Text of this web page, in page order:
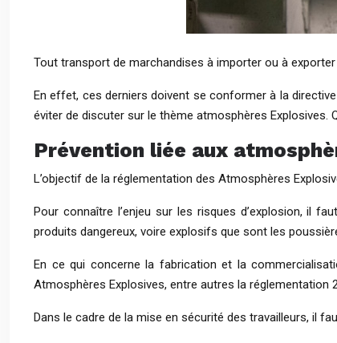
Tout transport de marchandises à importer ou à
En effet, ces derniers doivent se conformer à la
éviter de discuter sur le thème atmosphères Explosives.
Prévention liée aux
L’objectif de la réglementation des Atmosphères
Pour connaître l’enjeu sur les risques d’explosion, il
produits dangereux, voire explosifs que sont les
En ce qui concerne la fabrication et la
Atmosphères Explosives, entre autres la réglementation
Dans le cadre de la mise en sécurité des travailleurs, il